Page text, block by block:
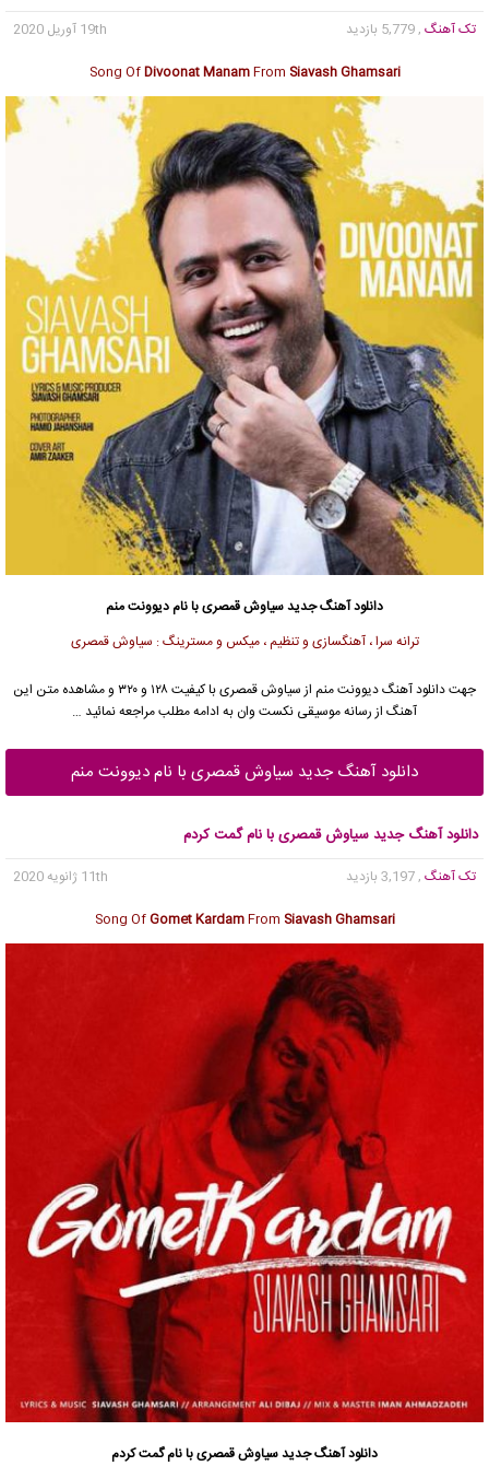
تک آهنگ , 5,779 بازدید
19th آوریل 2020
Song OfDivoonat ManamFrom Siavash Ghamsari
دانلود آهنگ جدیدسیاوش قمصریبا نام دیوونت منم
ترانه سرا ، آهنگسازی و تنظیم ، میکس و مسترینگ : سیاوش قمصری
جهت دانلود آهنگ دیوونت منم از سیاوش قمصری
با کیفیت ۱۲۸ و ۳۲۰ و مشاهده متن این
آهنگ از رسانه موسیقی نکست وان به ادامه مطلب مراجعه نمائید …
دانلود آهنگ جدید سیاوش قمصری با نام دیوونت منم
دانلود آهنگ جدید سیاوش قمصری با نام گمت کردم
تک آهنگ , 3,197 بازدید
11th ژانویه 2020
Song OfGomet KardamFrom Siavash Ghamsari
دانلود آهنگ جدیدسیاوش قمصری با نام گمت کردم